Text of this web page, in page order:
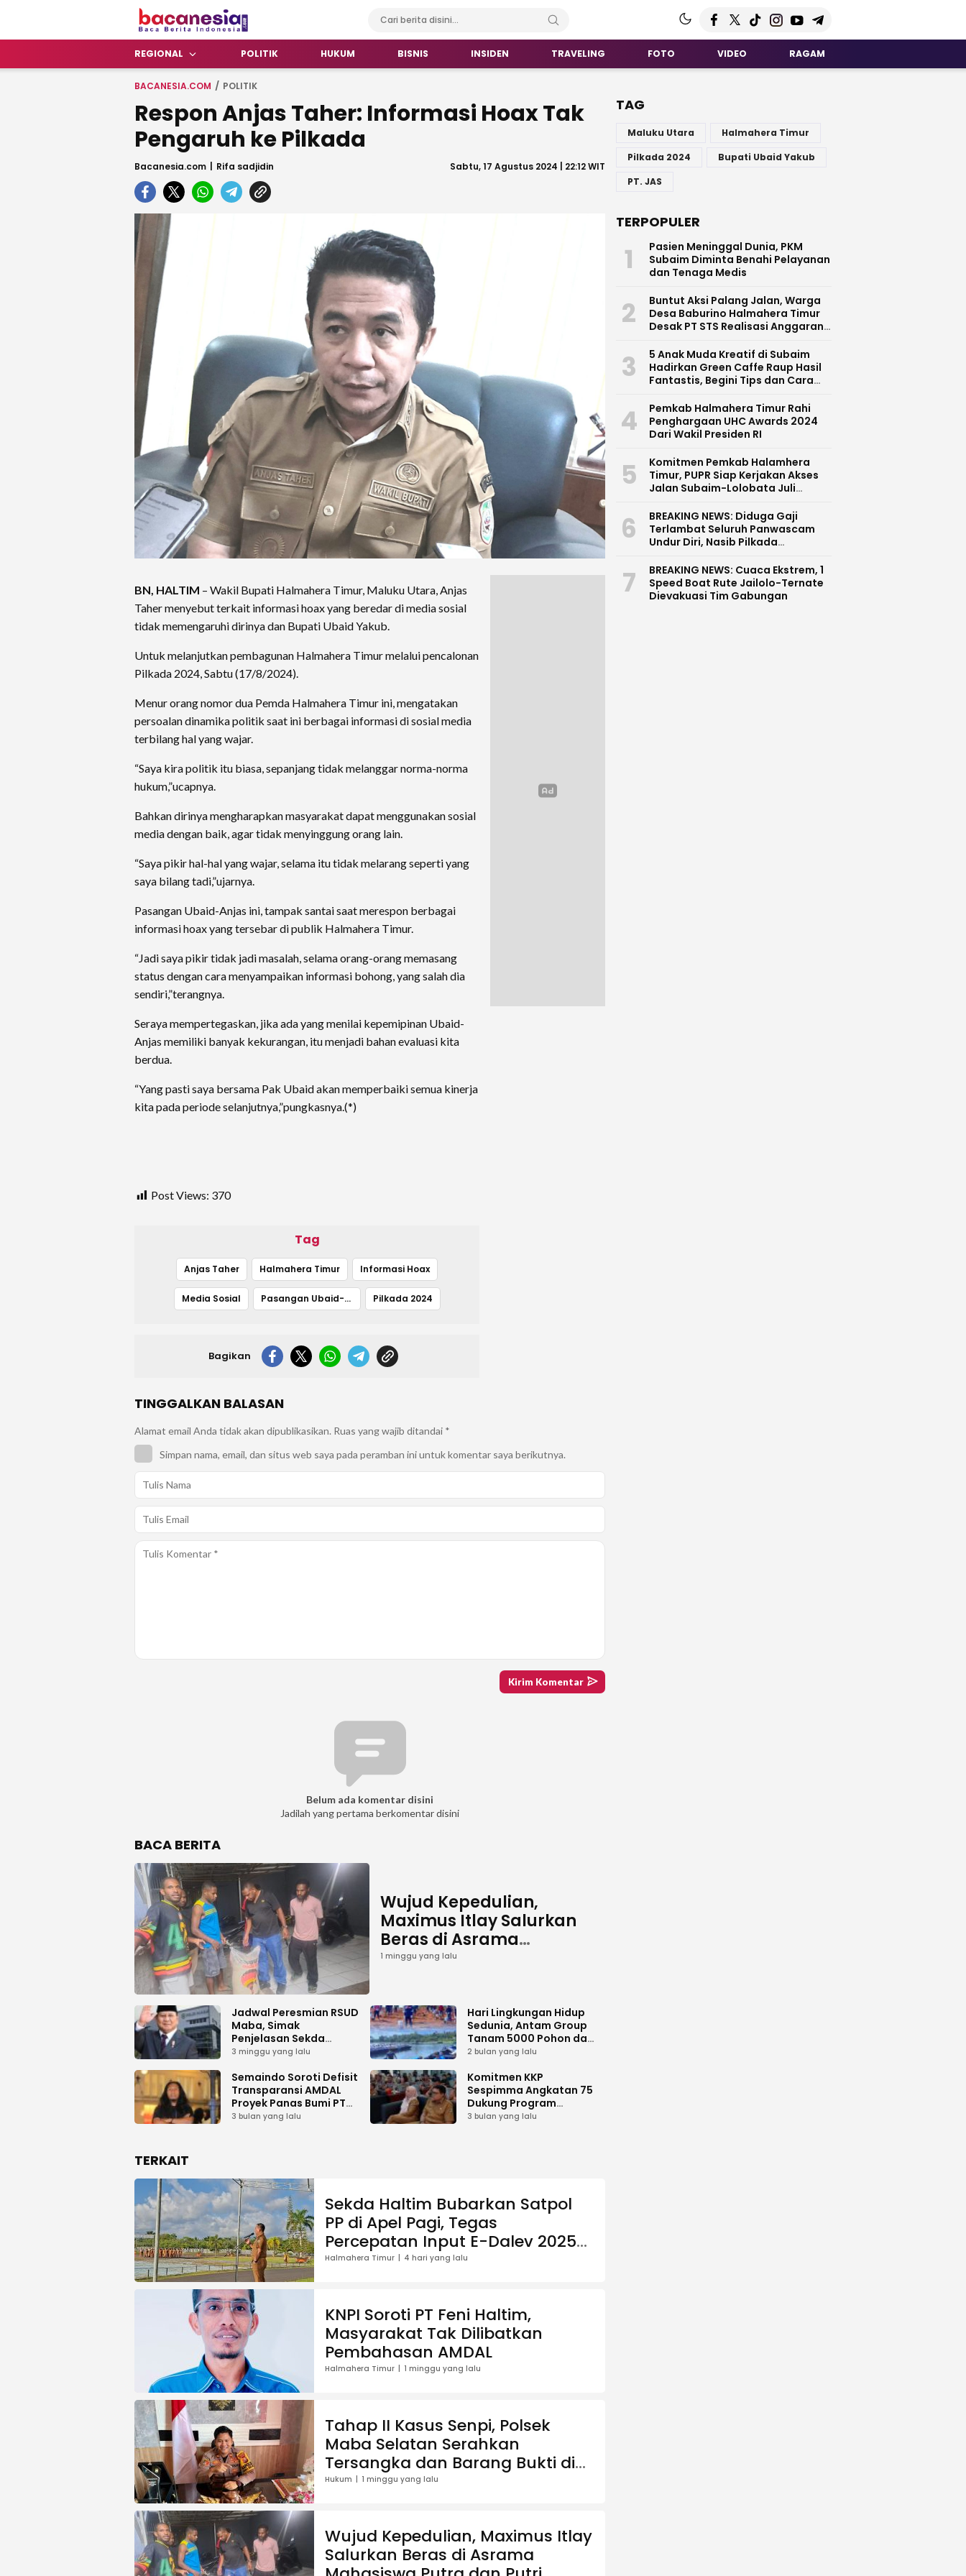
Bacanesia.com
Baca Berita Indonesia
REGIONAL POLITIK HUKUM BISNIS INSIDEN TRAVELING FOTO VIDEO RAGAM
BACANESIA.COM POLITIK
Respon Anjas Taher: Informasi Hoax Tak
Pengaruh ke Pilkada
Bacanesia.com Rifa sadjidin Sabtu, 17 Agustus 2024 | 22:12 WIT
BN, HALTIM – Wakil Bupati Halmahera Timur, Maluku Utara, Anjas
Taher menyebut terkait informasi hoax yang beredar di media sosial
tidak memengaruhi dirinya dan Bupati Ubaid Yakub.
Untuk melanjutkan pembagunan Halmahera Timur melalui pencalonan
Pilkada 2024, Sabtu (17/8/2024).
Menur orang nomor dua Pemda Halmahera Timur ini, mengatakan
persoalan dinamika politik saat ini berbagai informasi di sosial media
terbilang hal yang wajar.
“Saya kira politik itu biasa, sepanjang tidak melanggar norma-norma
hukum,”ucapnya.
Bahkan dirinya mengharapkan masyarakat dapat menggunakan sosial
media dengan baik, agar tidak menyinggung orang lain.
“Saya pikir hal-hal yang wajar, selama itu tidak melarang seperti yang
saya bilang tadi,”ujarnya.
Pasangan Ubaid-Anjas ini, tampak santai saat merespon berbagai
informasi hoax yang tersebar di publik Halmahera Timur.
“Jadi saya pikir tidak jadi masalah, selama orang-orang memasang
status dengan cara menyampaikan informasi bohong, yang salah dia
sendiri,”terangnya.
Seraya mempertegaskan, jika ada yang menilai kepemipinan Ubaid-
Anjas memiliki banyak kekurangan, itu menjadi bahan evaluasi kita
berdua.
“Yang pasti saya bersama Pak Ubaid akan memperbaiki semua kinerja
kita pada periode selanjutnya,”pungkasnya.(*)
Post Views: 370
Tag
Anjas Taher Halmahera Timur Informasi Hoax
Media Sosial Pasangan Ubaid-Anjas Pilkada 2024
Bagikan
TINGGALKAN BALASAN
Alamat email Anda tidak akan dipublikasikan. Ruas yang wajib ditandai *
Simpan nama, email, dan situs web saya pada peramban ini untuk komentar saya berikutnya.
Belum ada komentar disini
Jadilah yang pertama berkomentar disini
BACA BERITA
Wujud Kepedulian,
Maximus Itlay Salurkan
Beras di Asrama
Mahasiswa Putra dan
1 minggu yang lalu
Jadwal Peresmian RSUD
Maba, Simak
Penjelasan Sekda
Haltim
3 minggu yang lalu
Hari Lingkungan Hidup
Sedunia, Antam Group
Tanam 5000 Pohon dan
Aksi Bersih di Sofifi
2 bulan yang lalu
Semaindo Soroti Defisit
Transparansi AMDAL
Proyek Panas Bumi PT
Geodipa Energi di
3 bulan yang lalu
Komitmen KKP
Sespimma Angkatan 75
Dukung Program
Prioritas Swasembada
3 bulan yang lalu
TERKAIT
Sekda Haltim Bubarkan Satpol
PP di Apel Pagi, Tegas
Percepatan Input E-Dalev 2025-
2026
Halmahera Timur 4 hari yang lalu
KNPI Soroti PT Feni Haltim,
Masyarakat Tak Dilibatkan
Pembahasan AMDAL
Halmahera Timur 1 minggu yang lalu
Tahap II Kasus Senpi, Polsek
Maba Selatan Serahkan
Tersangka dan Barang Bukti di
Kejari Haltim
Hukum 1 minggu yang lalu
Wujud Kepedulian, Maximus Itlay
Salurkan Beras di Asrama
TAG
Maluku Utara
Halmahera Timur
Pilkada 2024
Bupati Ubaid Yakub
PT. JAS
TERPOPULER
1
Pasien Meninggal Dunia, PKM
Subaim Diminta Benahi Pelayanan
dan Tenaga Medis
2
Buntut Aksi Palang Jalan, Warga
Desa Baburino Halmahera Timur
Desak PT STS Realisasi Anggaran
3
5 Anak Muda Kreatif di Subaim
Hadirkan Green Caffe Raup Hasil
Fantastis, Begini Tips dan Cara
4
Pemkab Halmahera Timur Rahi
Penghargaan UHC Awards 2024
Dari Wakil Presiden RI
5
Komitmen Pemkab Halamhera
Timur, PUPR Siap Kerjakan Akses
Jalan Subaim-Lolobata Juli
6
BREAKING NEWS: Diduga Gaji
Terlambat Seluruh Panwascam
Undur Diri, Nasib Pilkada
7
BREAKING NEWS: Cuaca Ekstrem, 1
Speed Boat Rute Jailolo-Ternate
Dievakuasi Tim Gabungan